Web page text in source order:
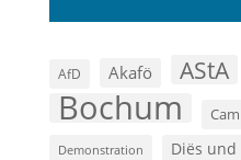
AfD Akafö AStA
Bochum
Demonstration Diës und